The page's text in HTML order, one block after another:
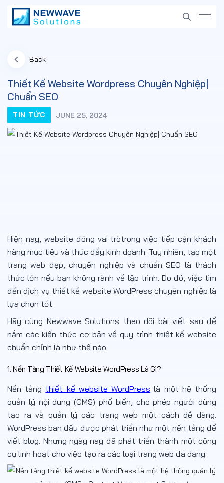
Back
Thiết Kế Website Wordpress Chuyên Nghiệp|
Chuẩn SEO
TIN TỨC JUNE 25, 2024
Hiện nay, website đóng vai tròtrong việc tiếp cận khách
hàng mục tiêu và thúc đẩy kinh doanh. Tuy nhiên, tạo một
trang web đẹp, chuyên nghiệp và chuẩn SEO là thách
thức lớn nếu bạn không rành về lập trình. Do đó, việc tìm
đến dịch vụ thiết kế website WordPress chuyên nghiệp là
lựa chọn tốt.
Hãy cùng Newwave Solutions theo dõi bài viết sau để
nắm các kiến thức cơ bản về quy trình thiết kế website
chuẩn chỉnh là như thế nào.
1. Nền Tảng Thiết Kế Website WordPress Là Gì?
Nền tảng thiết kế website WordPress là một hệ thống
quản lý nội dung (CMS) phổ biến, cho phép người dùng
tạo ra và quản lý các trang web một cách dễ dàng.
WordPress ban đầu được phát triển như một nền tảng để
viết blog. Nhưng ngày nay đã phát triển thành một công
cụ linh hoạt cho việc tạo ra các loại trang web đa dạng.